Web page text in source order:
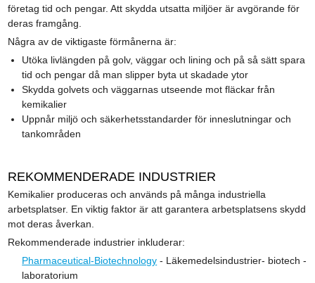
företag tid och pengar. Att skydda utsatta miljöer är avgörande för
deras framgång.
Några av de viktigaste förmånerna är:
Utöka livlängden på golv, väggar och lining och på så sätt spara
tid och pengar då man slipper byta ut skadade ytor
Skydda golvets och väggarnas utseende mot fläckar från
kemikalier
Uppnår miljö och säkerhetsstandarder för inneslutningar och
tankområden
REKOMMENDERADE INDUSTRIER
Kemikalier produceras och används på många industriella
arbetsplatser. En viktig faktor är att garantera arbetsplatsens skydd
mot deras åverkan.
Rekommenderade industrier inkluderar:
Pharmaceutical-Biotechnology - Läkemedelsindustrier- biotech -
laboratorium